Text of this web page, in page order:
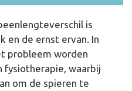
is
en de ernst ervan. In
probleem worden
fysiotherapie, waarbij
om de spieren te